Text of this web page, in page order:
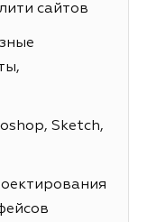
сайтов
Sketch,